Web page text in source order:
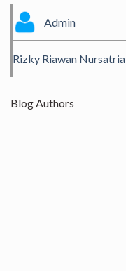
Admin
Rizky Riawan Nursatria
Blog Authors